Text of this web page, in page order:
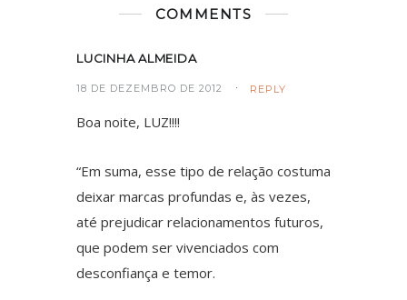
COMMENTS
LUCINHA ALMEIDA
18 DE DEZEMBRO DE 2012 REPLY
Boa noite, LUZ!!!!
“Em suma, esse tipo de relação costuma
deixar marcas profundas e, às vezes,
até prejudicar relacionamentos futuros,
que podem ser vivenciados com
desconfiança e temor.